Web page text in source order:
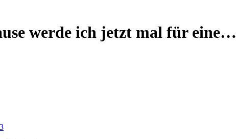
werde ich jetzt mal für eine…